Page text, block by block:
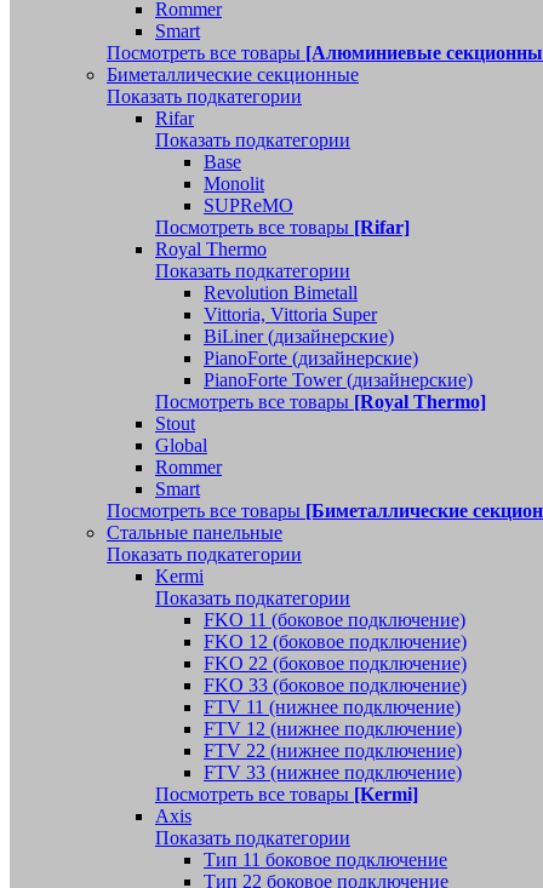
Rommer
Smart
Посмотреть все товары [Алюминиевые
Биметаллические секционные
Показать подкатегории
Rifar
Показать подкатегории
Base
Monolit
SUPReMO
Посмотреть все товары [Rifar]
Royal Thermo
Показать подкатегории
Revolution Bimetall
Vittoria, Vittoria Super
BiLiner (дизайнерские)
PianoForte (дизайнерские)
PianoForte Tower (дизайнерские)
Посмотреть все товары [Royal Thermo]
Stout
Global
Rommer
Smart
Посмотреть все товары [Биметаллические
Стальные панельные
Показать подкатегории
Kermi
Показать подкатегории
FKO 11 (боковое подключение)
FKO 12 (боковое подключение)
FKO 22 (боковое подключение)
FKO 33 (боковое подключение)
FTV 11 (нижнее подключение)
FTV 12 (нижнее подключение)
FTV 22 (нижнее подключение)
FTV 33 (нижнее подключение)
Посмотреть все товары [Kermi]
Axis
Показать подкатегории
Тип 11 боковое подключение
Тип 22 боковое подключение